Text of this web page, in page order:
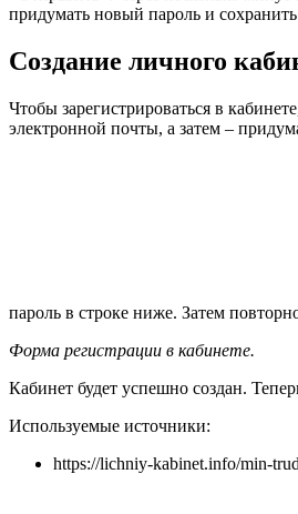
придумать новый пароль и
Создание личного
Чтобы зарегистрироваться в
электронной почты, а затем –
пароль в строке ниже. Затем
Форма регистрации в кабинете.
Кабинет будет успешно создан.
Используемые источники:
https://lichniy-kabinet.info/min-